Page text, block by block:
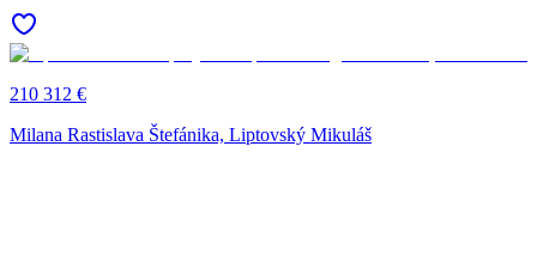
210 312 €
Milana Rastislava Štefánika, Liptovský Mikuláš